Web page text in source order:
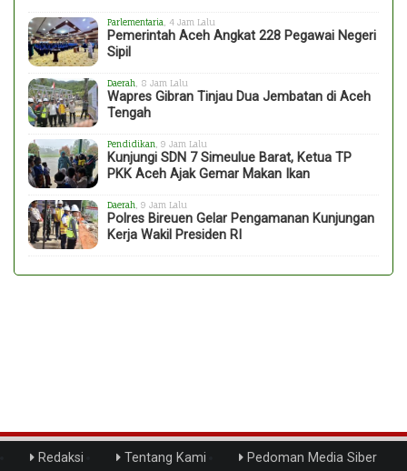
Parlementaria , 4 Jam Lalu
Pemerintah Aceh Angkat 228 Pegawai Negeri
Sipil
Daerah , 8 Jam Lalu
Wapres Gibran Tinjau Dua Jembatan di Aceh
Tengah
Pendidikan , 9 Jam Lalu
Kunjungi SDN 7 Simeulue Barat, Ketua TP
PKK Aceh Ajak Gemar Makan Ikan
Daerah , 9 Jam Lalu
Polres Bireuen Gelar Pengamanan Kunjungan
Kerja Wakil Presiden RI
Redaksi Tentang Kami
Pedoman Media Siber